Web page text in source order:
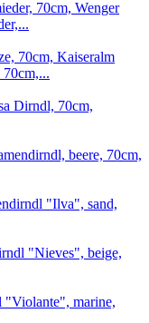
Dirndl, 70cm,
beere, 70cm,
"Ilva", sand,
"Nieves", beige,
"Violante", marine,